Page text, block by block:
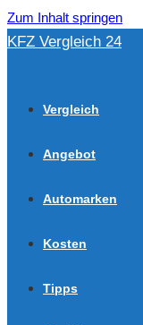
Zum Inhalt springen
KFZ Vergleich 24
Vergleich
Angebot
Automarken
Kosten
Tipps